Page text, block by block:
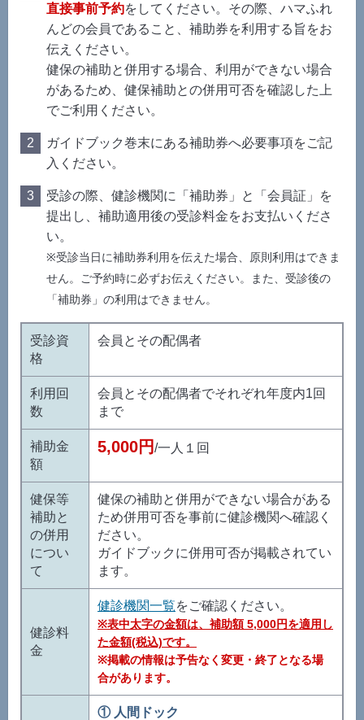
直接事前予約をしてください。その際、ハマふれ
んどの会員であること、補助券を利用する旨をお
伝えください。
健保の補助と併用する場合、利用ができない場合
があるため、健保補助との併用可否を確認した上
でご利用ください。
ガイドブック巻末にある補助券へ必要事項をご記
入ください。
受診の際、健診機関に「補助券」と「会員証」を
提出し、補助適用後の受診料金をお支払いくださ
い。
※受診当日に補助券利用を伝えた場合、原則利用はできま
せん。ご予約時に必ずお伝えください。また、受診後の
「補助券」の利用はできません。
受診資
格
会員とその配偶者
利用回
数
会員とその配偶者でそれぞれ年度内1回
まで
補助金
額
5,000円/一人１回
健保等
補助と
の併用
につい
て
健保の補助と併用ができない場合がある
ため併用可否を事前に健診機関へ確認く
ださい。
ガイドブックに併用可否が掲載されてい
ます。
健診料
金
健診機関一覧をご確認ください。
※表中太字の金額は、補助額 5,000円を適用し
た金額(税込)です。
※掲載の情報は予告なく変更・終了となる場
合があります。
① 人間ドック